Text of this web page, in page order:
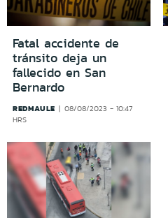
Fatal accidente de
tránsito deja un
fallecido en San
Bernardo
REDMAULE
08/08/2023 - 10:47
HRS